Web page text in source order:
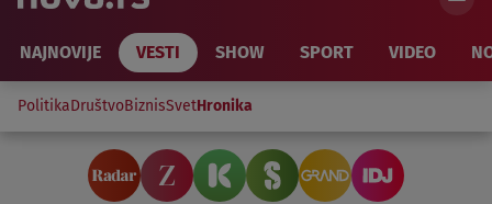
NAJNOVIJE VESTI SHOW SPORT VIDEO
PolitikaDruštvoBiznisSvetHronika